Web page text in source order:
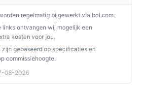
is naar een efficiënte, flexibele en
oplossing. Met zijn
functies en veelzijdigheid is deze
en vergelijk prijzen op
Kies bewust wat perfect past
regelmatig bijgewerkt via bol.com.
links ontvangen wij mogelijk een
kosten voor jou.
gebaseerd op specificaties en
commissiehoogte.
08-2026